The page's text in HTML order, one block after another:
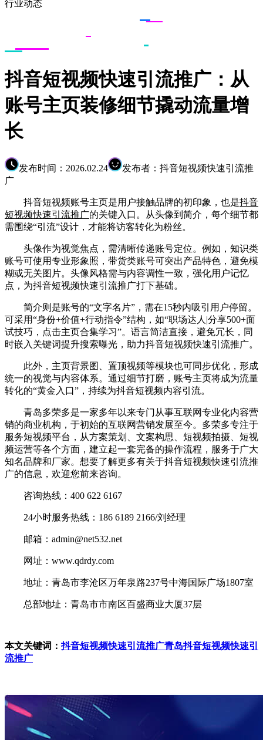
行业动态
抖音短视频快速引流推广：从
账号主页装修细节撬动流量增
长
发布时间：2026.02.24
发布者：抖音短视频快速引流推
广
抖音短视频账号主页是用户接触品牌的初印象，也是抖音
短视频快速引流推广的关键入口。从头像到简介，每个细节都
需围绕“引流”设计，才能将访客转化为粉丝。
头像作为视觉焦点，需清晰传递账号定位。例如，知识类
账号可使用专业形象照，带货类账号可突出产品特色，避免模
糊或无关图片。头像风格需与内容调性一致，强化用户记忆
点，为抖音短视频快速引流推广打下基础。
简介则是账号的“文字名片”，需在15秒内吸引用户停留。
可采用“身份+价值+行动指令”结构，如“职场达人|分享500+面
试技巧，点击主页合集学习”。语言简洁直接，避免冗长，同
时嵌入关键词提升搜索曝光，助力抖音短视频快速引流推广。
此外，主页背景图、置顶视频等模块也可同步优化，形成
统一的视觉与内容体系。通过细节打磨，账号主页将成为流量
转化的“黄金入口”，持续为抖音短视频内容引流。
青岛多荣多是一家多年以来专门从事互联网专业化内容营
销的商业机构，于初始的互联网营销发展至今。多荣多专注于
服务短视频平台，从方案策划、文案构思、短视频拍摄、短视
频运营等各个方面，建立起一套完备的操作流程，服务于广大
知名品牌和厂家。想要了解更多有关于抖音短视频快速引流推
广的信息，欢迎您前来咨询。
咨询热线：400 622 6167
24小时服务热线：186 6189 2166/刘经理
邮箱：admin@net532.net
网址：www.qdrdy.com
地址：青岛市李沧区万年泉路237号中海国际广场1807室
总部地址：青岛市市南区百盛商业大厦37层
本文关键词：抖音短视频快速引流推广青岛抖音短视频快速引
流推广